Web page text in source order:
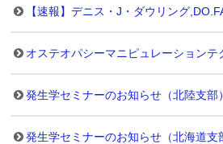
【速報】デニス・J・ダウリング
オステオパシーマニピュレーションテ
発生学セミナーのお知らせ（北陸支部）
発生学セミナーのお知らせ（北海道支